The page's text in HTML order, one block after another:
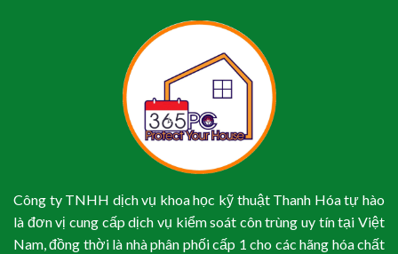
Công ty TNHH dịch vụ khoa học kỹ thuật Thanh Hóa tự hào
là đơn vị cung cấp dịch vụ kiểm soát côn trùng uy tín tại Việt
Nam, đồng thời là nhà phân phối cấp 1 cho các hãng hóa chất